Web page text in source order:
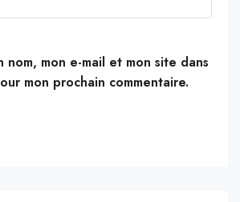
nom, mon e-mail et mon site dans
mon prochain commentaire.